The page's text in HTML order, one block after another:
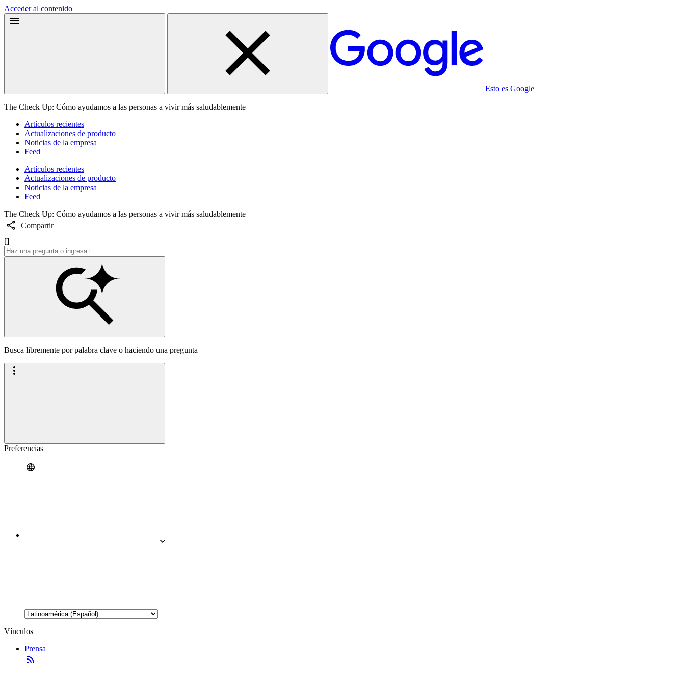
Acceder al contenido
Esto es Google
The Check Up: Cómo ayudamos a las personas a vivir más saludablemente
Artículos recientes
Actualizaciones de producto
Noticias de la empresa
Feed
Artículos recientes
Actualizaciones de producto
Noticias de la empresa
Feed
The Check Up: Cómo ayudamos a las personas a vivir más saludablemente
Compartir
[]
Busca libremente por palabra clave o haciendo una pregunta
Preferencias
Vínculos
Prensa